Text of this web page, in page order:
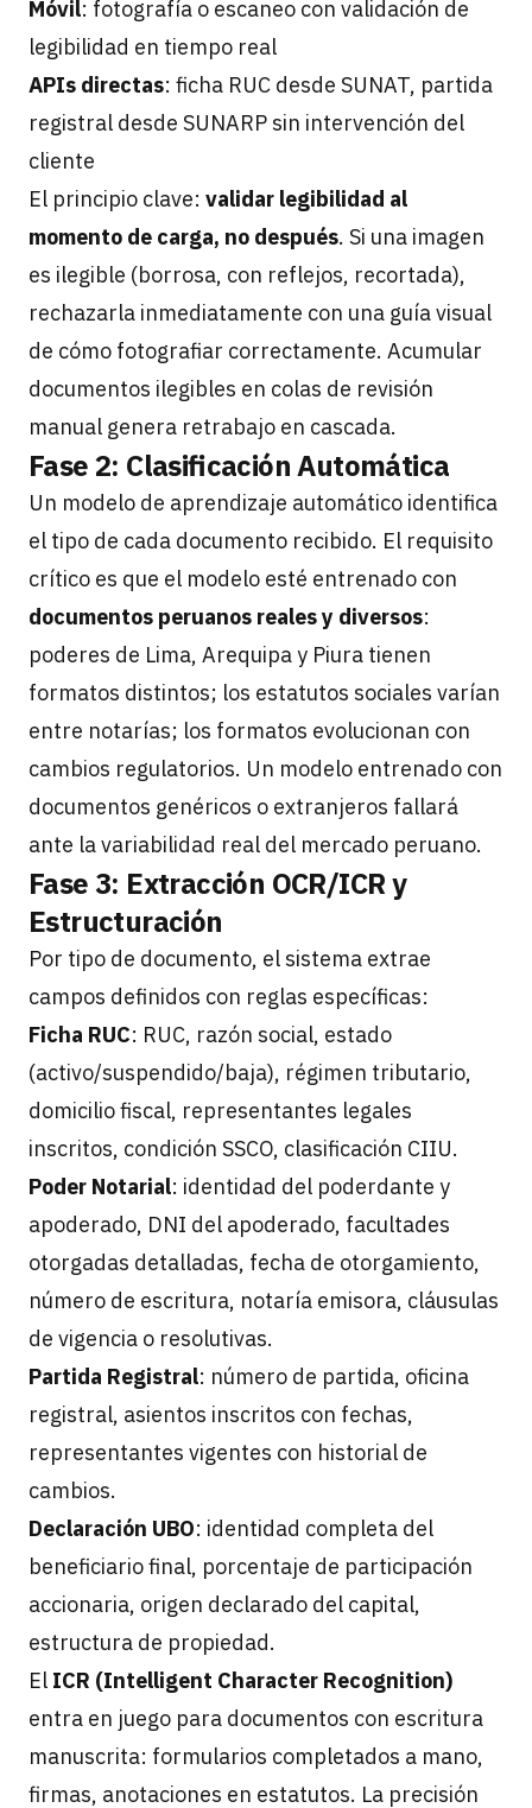
Móvil: fotografía o escaneo con validación de
legibilidad en tiempo real
APIs directas: ficha RUC desde SUNAT, partida
registral desde SUNARP sin intervención del
cliente
El principio clave: validar legibilidad al
momento de carga, no después. Si una imagen
es ilegible (borrosa, con reflejos, recortada),
rechazarla inmediatamente con una guía visual
de cómo fotografiar correctamente. Acumular
documentos ilegibles en colas de revisión
manual genera retrabajo en cascada.
Fase 2: Clasificación Automática
Un modelo de aprendizaje automático identifica
el tipo de cada documento recibido. El requisito
crítico es que el modelo esté entrenado con
documentos peruanos reales y diversos:
poderes de Lima, Arequipa y Piura tienen
formatos distintos; los estatutos sociales varían
entre notarías; los formatos evolucionan con
cambios regulatorios. Un modelo entrenado con
documentos genéricos o extranjeros fallará
ante la variabilidad real del mercado peruano.
Fase 3: Extracción OCR/ICR y
Estructuración
Por tipo de documento, el sistema extrae
campos definidos con reglas específicas:
Ficha RUC: RUC, razón social, estado
(activo/suspendido/baja), régimen tributario,
domicilio fiscal, representantes legales
inscritos, condición SSCO, clasificación CIIU.
Poder Notarial: identidad del poderdante y
apoderado, DNI del apoderado, facultades
otorgadas detalladas, fecha de otorgamiento,
número de escritura, notaría emisora, cláusulas
de vigencia o resolutivas.
Partida Registral: número de partida, oficina
registral, asientos inscritos con fechas,
representantes vigentes con historial de
cambios.
Declaración UBO: identidad completa del
beneficiario final, porcentaje de participación
accionaria, origen declarado del capital,
estructura de propiedad.
El ICR (Intelligent Character Recognition)
entra en juego para documentos con escritura
manuscrita: formularios completados a mano,
firmas, anotaciones en estatutos. La precisión